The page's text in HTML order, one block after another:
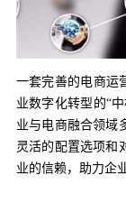
一套完善的电商运
业数字化转型的“
业与电商融合领域
灵活的配置选项和
业的信赖，助力企